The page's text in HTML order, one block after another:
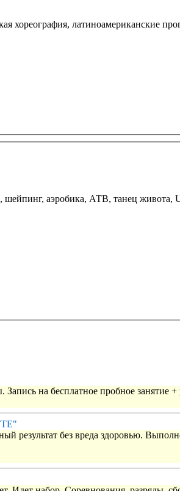
хореография, латиноамериканские
аэробика, АТВ, танец живота,
на бесплатное пробное занятие
результат без вреда здоровью.